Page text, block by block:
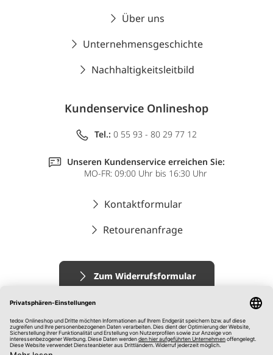
Über uns
Unternehmensgeschichte
Nachhaltigkeitsleitbild
Kundenservice Onlineshop
Tel.: 0 55 93 - 80 29 77 12
Unseren Kundenservice erreichen Sie:
MO-FR: 09:00 Uhr bis 16:30 Uhr
Kontaktformular
Retourenanfrage
Zum Widerrufsformular
Impressum
AGB